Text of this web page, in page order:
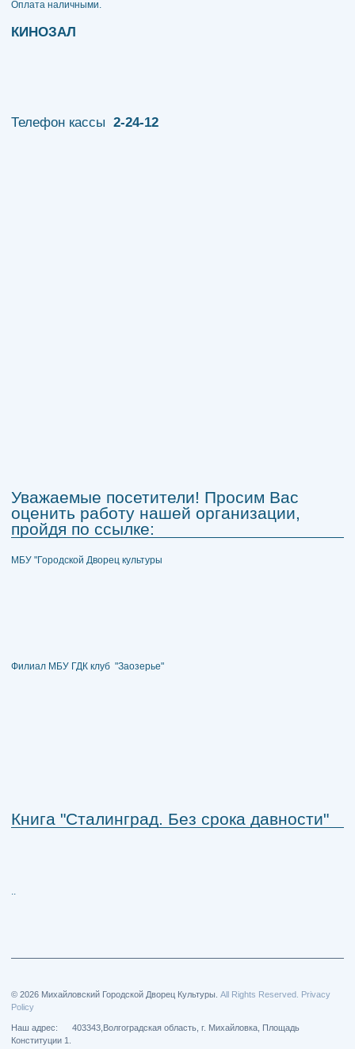
​​​​​​​Оплата наличными.
КИНОЗАЛ
Телефон кассы 2-24-12
Уважаемые посетители! Просим Вас
оценить работу нашей организации,
пройдя по ссылке:
МБУ "Городской Дворец культуры
Филиал МБУ ГДК клуб "Заозерье"
Книга "Сталинград. Без срока давности"
© 2026 Михайловский Городской Дворец Культуры. All Rights Reserved. Privacy
Policy
Наш адрес: 403343,Волгоградская область, г. Михайловка, Площадь
Конституции 1.